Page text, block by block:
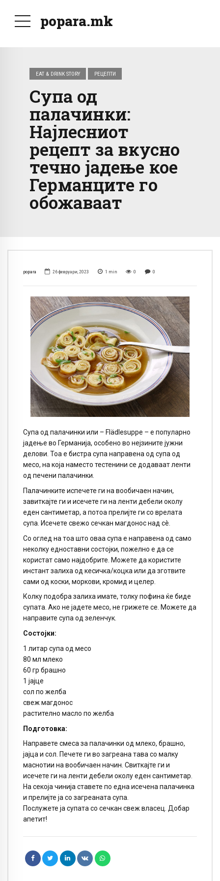
popara.mk
EAT & DRINK STORY РЕЦЕПТИ
Супа од
палачинки:
Најлесниот
рецепт за вкусно
течно јадење кое
Германците го
обожаваат
popara 26 февруари, 2023 1 min 0 0
Супа од палачинки или – Flädlesuppe – е популарно
јадење во Германија, особено во нејзините јужни
делови. Тоа е бистра супа направена од супа од
месо, на која наместо тестенини се додаваат ленти
од печени палачинки.
Палачинките испечете ги на вообичаен начин,
завиткајте ги и исечете ги на ленти дебели околу
еден сантиметар, а потоа прелијте ги со врелата
супа. Исечете свежо сечкан магдонос над сè.
Со оглед на тоа што оваа супа е направена од само
неколку едноставни состојки, пожелно е да се
користат само најдобрите. Можете да користите
инстант залиха од кесичка/коцка или да зготвите
сами од коски, моркови, кромид и целер.
Колку подобра залиха имате, толку пофина ќе биде
супата. Ако не јадете месо, не грижете се. Можете да
направите супа од зеленчук.
Состојки:
1 литар супа од месо
80 мл млеко
60 гр брашно
1 јајце
сол по желба
свеж магдонос
растително масло по желба
Подготовка:
Направете смеса за палачинки од млеко, брашно,
јајца и сол. Печете ги во загреана тава со малку
маснотии на вообичаен начин. Свиткајте ги и
исечете ги на ленти дебели околу еден сантиметар.
На секоја чинија ставете по една исечена палачинка
и прелијте ја со загреаната супа.
Послужете ја супата со сечкан свеж власец. Добар
апетит!